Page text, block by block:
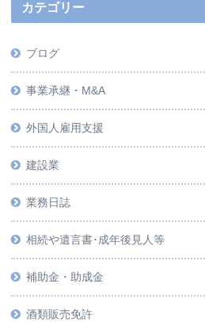
カテゴリー
ブログ
事業承継・M&A
外国人雇用支援
建設業
業務日誌
相続や遺言書･成年後見人等
補助金・助成金
酒類販売免許